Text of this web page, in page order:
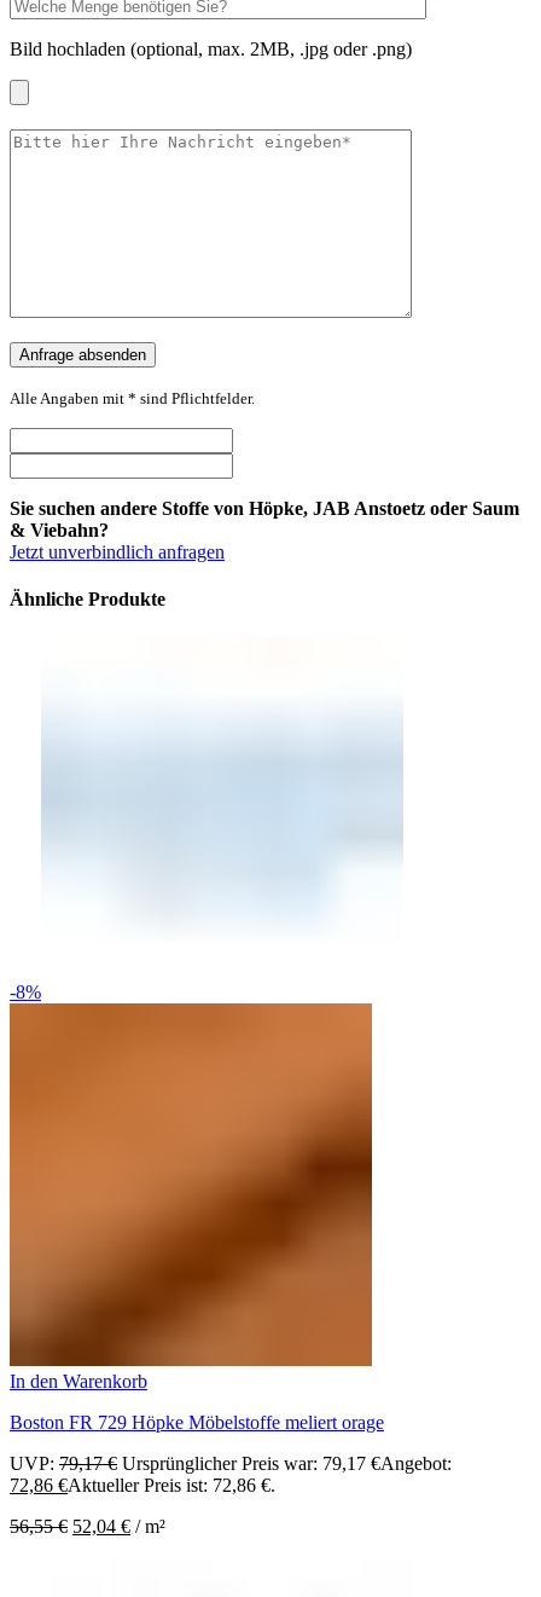
Bild hochladen (optional, max. 2MB, .jpg oder .png)
Alle Angaben mit * sind Pflichtfelder.
Sie suchen andere Stoffe von Höpke, JAB Anstoetz oder Saum
& Viebahn?
Jetzt unverbindlich anfragen
Ähnliche Produkte
-8%
In den Warenkorb
Boston FR 729 Höpke Möbelstoffe meliert orage
UVP: 79,17€ Ursprünglicher Preis war: 79,17 €Angebot:
72,86 €Aktueller Preis ist: 72,86 €.
56,55€ 52,04 € /m²